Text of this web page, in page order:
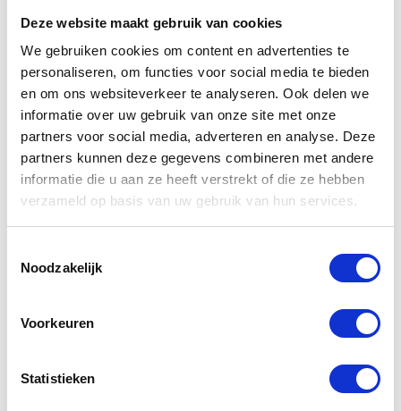
Deze website maakt gebruik van cookies
We gebruiken cookies om content en advertenties te
personaliseren, om functies voor social media te bieden
en om ons websiteverkeer te analyseren. Ook delen we
informatie over uw gebruik van onze site met onze
partners voor social media, adverteren en analyse. Deze
partners kunnen deze gegevens combineren met andere
informatie die u aan ze heeft verstrekt of die ze hebben
verzameld op basis van uw gebruik van hun services.
Noodzakelijk
Voorkeuren
Statistieken
die niet alleen bescherming bieden tegen stof maar
ook een eerste verdedigingslinie vormen tegen
vloeistofspatten. Het is ook een goed idee om
routinecontroles uit te voeren op de plekken waar je
Mac wordt gebruikt of opgeslagen. Zorg ervoor dat er
geen lekkages zijn en dat de ruimte goed
geventileerd blijft om de vorming van condens te
vermijden.
Wat te doen als je Mac
waterschade heeft opgelopen?
deze gestructureerde stappen om de impact te